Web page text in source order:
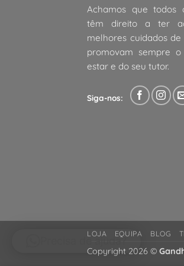
Achamos que todos
têm direito a ter
melhores cuidados de
promovam sempre
estar e do seu tutor.
Siga-nos:
LOJA EQUIPA BLOG
Copyright 2026 ©
Precisa de ajuda?